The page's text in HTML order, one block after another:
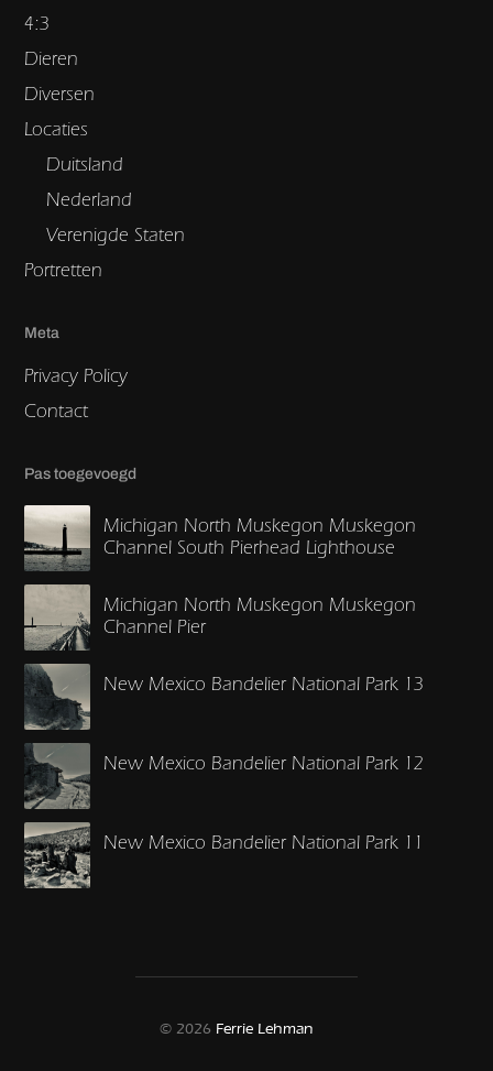
4:3
Dieren
Diversen
Locaties
Duitsland
Nederland
Verenigde Staten
Portretten
Meta
Privacy Policy
Contact
Pas toegevoegd
Michigan North Muskegon Muskegon
Channel South Pierhead Lighthouse
Michigan North Muskegon Muskegon
Channel Pier
New Mexico Bandelier National Park 13
New Mexico Bandelier National Park 12
New Mexico Bandelier National Park 11
© 2026 Ferrie Lehman